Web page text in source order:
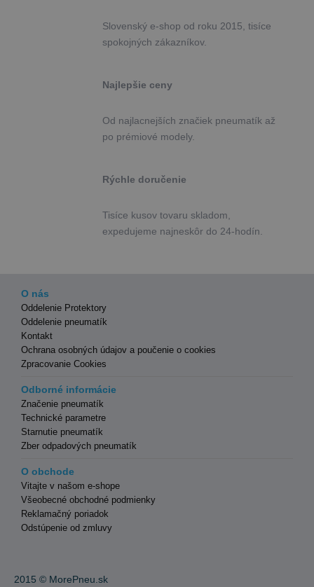
Slovenský e-shop od roku 2015, tisíce
spokojných zákazníkov.
Najlepšie ceny
Od najlacnejších značiek pneumatík až
po prémiové modely.
Rýchle doručenie
Tisíce kusov tovaru skladom,
expedujeme najneskôr do 24-hodín.
O nás
Oddelenie Protektory
Oddelenie pneumatík
Kontakt
Ochrana osobných údajov a poučenie o cookies
Zpracovanie Cookies
Odborné informácie
Značenie pneumatík
Technické parametre
Starnutie pneumatík
Zber odpadových pneumatík
O obchode
Vitajte v našom e-shope
Všeobecné obchodné podmienky
Reklamačný poriadok
Odstúpenie od zmluvy
2015 © MorePneu.sk